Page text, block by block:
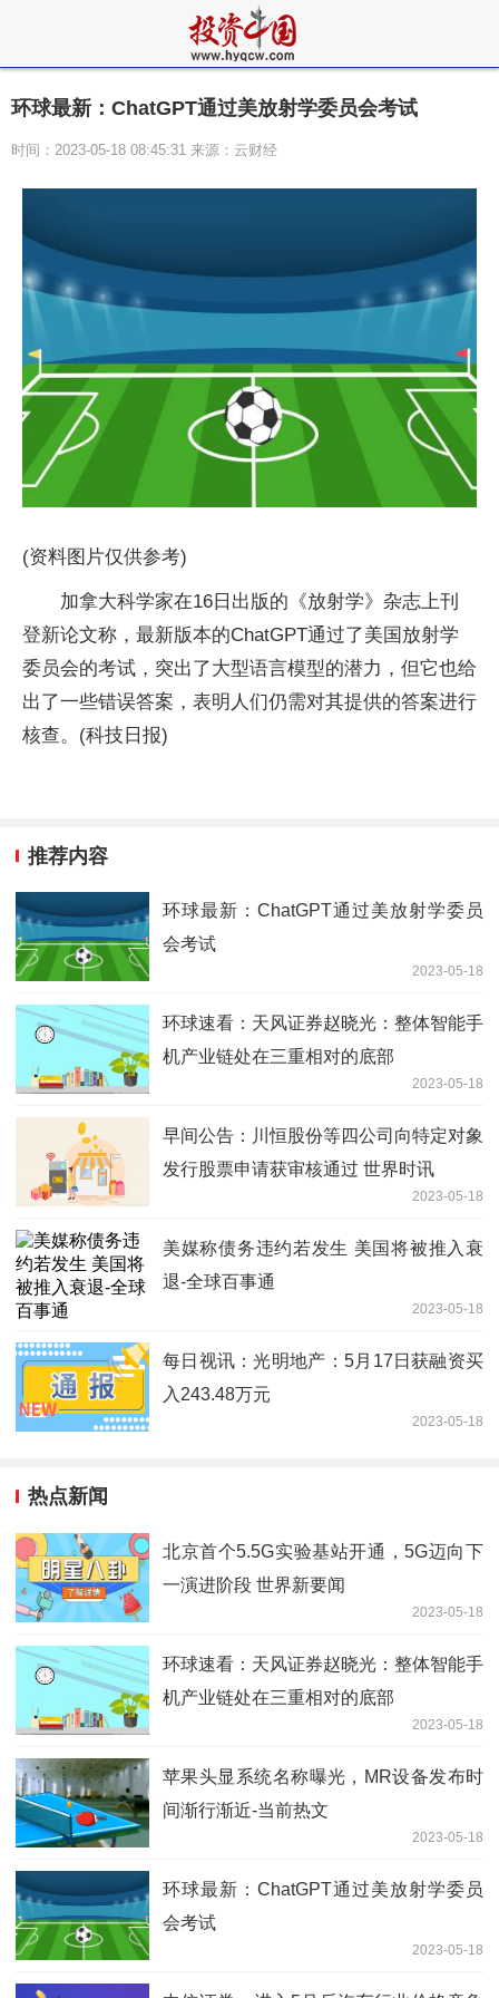
环球最新：ChatGPT通过美放射学委员会考试
时间：2023-05-18 08:45:31 来源：云财经
(资料图片仅供参考)
加拿大科学家在16日出版的《放射学》杂志上刊
登新论文称，最新版本的ChatGPT通过了美国放射学
委员会的考试，突出了大型语言模型的潜力，但它也给
出了一些错误答案，表明人们仍需对其提供的答案进行
核查。(科技日报)
推荐内容
环球最新：ChatGPT通过美放射学委员
会考试
2023-05-18
环球速看：天风证券赵晓光：整体智能手
机产业链处在三重相对的底部
2023-05-18
早间公告：​川恒股份等四公司向特定对象
发行股票申请获审核通过 世界时讯
2023-05-18
美媒称债务违约若发生 美国将被推入衰
退-全球百事通
2023-05-18
每日视讯：光明地产：5月17日获融资买
入243.48万元
2023-05-18
热点新闻
北京首个5.5G实验基站开通，5G迈向下
一演进阶段 世界新要闻
2023-05-18
环球速看：天风证券赵晓光：整体智能手
机产业链处在三重相对的底部
2023-05-18
苹果头显系统名称曝光，MR设备发布时
间渐行渐近-当前热文
2023-05-18
环球最新：ChatGPT通过美放射学委员
会考试
2023-05-18